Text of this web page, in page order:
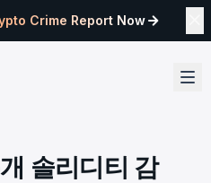
Crime Report Now
솔리디티 감